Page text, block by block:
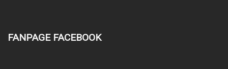
FANPAGE FACEBOOK